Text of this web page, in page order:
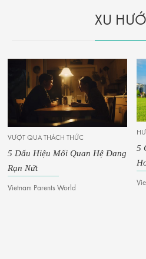
XU
VƯỢT QUA THÁCH THỨC
5 Dấu Hiệu Mối Quan Hệ Đang
Rạn Nứt
Vietnam Parents World
5